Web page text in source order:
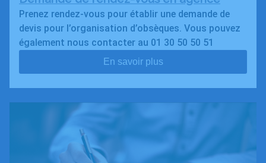
Prenez rendez-vous pour établir une demande de
devis pour l’organisation d’obsèques. Vous pouvez
également nous contacter au 01 30 50 50 51
En savoir plus